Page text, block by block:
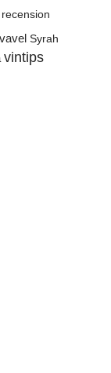
recension
Syrah
vintips